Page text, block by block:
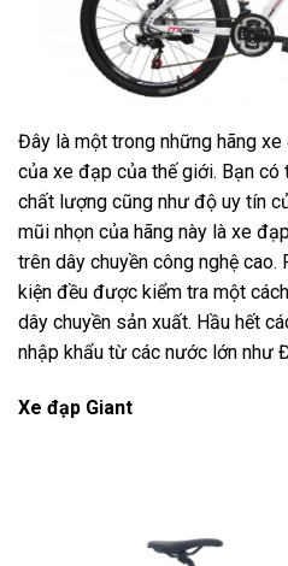
Đây là một trong những hãng
của xe đạp của thế giới. Bạn có
chất lượng cũng như độ uy tín
mũi nhọn của hãng này là xe
trên dây chuyền công nghệ cao.
kiện đều được kiểm tra một
dây chuyền sản xuất. Hầu hết
nhập khẩu từ các nước lớn như
Xe đạp Giant